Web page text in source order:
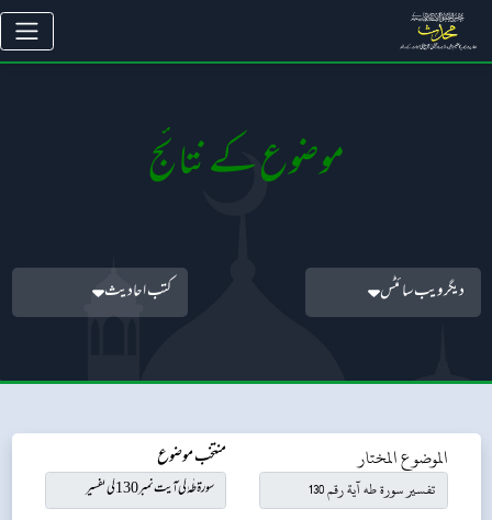
موضوع کے نتائج
دیگر ویب سائٹس کتب احادیث
الموضوع المختار منتخب موضوع